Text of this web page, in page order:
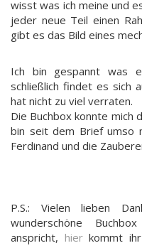
wisst was ich meine und
jeder neue Teil einen
gibt es das Bild eines
Ich bin gespannt was
schließlich findet es sich
hat nicht zu viel verraten.
Die Buchbox konnte mich
bin seit dem Brief umso
Ferdinand und die
P.S.: Vielen lieben
wunderschöne
anspricht, hierkommt ihr